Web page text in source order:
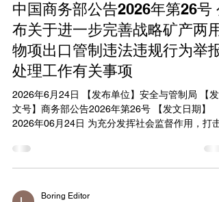
时，应当提交对列入关注名单实体的风险评估报
告，并提供不将两用物项用于一切有助于提升日本
军事实力用途的书面承诺。许可审查期限不受《中
华人民共和国两用物项出口管制条例》第十七条第
一款规定期限的限制。 商务部将对关注名单中实
审查，涉日本军事用户、军事用途，以及一切有助
于提升日本军事实力的其他最终用户用途出口不予
批准。 列入关注名单的实体根据《中华人民共和
合核查义务的，可申请移出关注名单。
中国商务部公告2026年第26号
布关于进一步完善战略矿产两用
物项出口管制违法违规行为举报
处理工作有关事项
2026年6月24日 【发布单位】安全与管制局 【发
文号】商务部公告2026年第26号 【发文日期】
2026年06月24日 为充分发挥社会监督作用，打击
华人民共和国出口管制法》《中华人民共和国对外
贸易法》等法律法规，商务部决定进一步完善战略
作。现公告如下： 一、任何组织和个人有权举报
Boring Editor